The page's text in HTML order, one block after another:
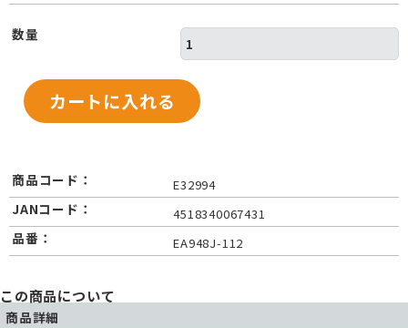
数量
商品コード： E32994
JANコード： 4518340067431
品番： EA948J-112
この商品について
商品詳細